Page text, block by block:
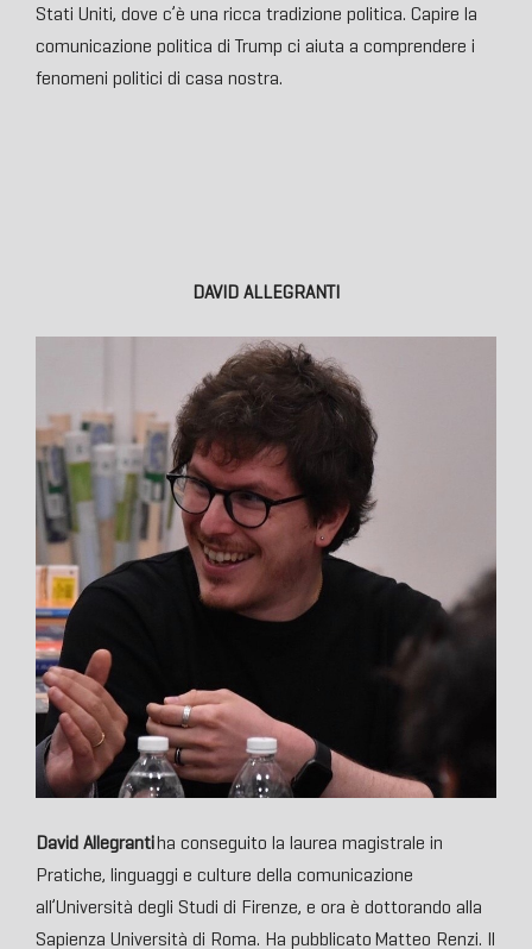
Stati Uniti, dove c’è una ricca tradizione politica. Capire la
comunicazione politica di Trump ci aiuta a comprendere i
fenomeni politici di casa nostra.
DAVID ALLEGRANTI
David Allegrantiha conseguito la laurea magistrale in
Pratiche, linguaggi e culture della comunicazione
all’Università degli Studi di Firenze, e ora è dottorando alla
Sapienza Università di Roma. Ha pubblicato Matteo Renzi. Il